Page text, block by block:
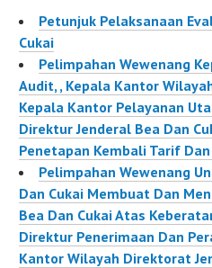
Petunjuk Pelaksanaan
Cukai
Pelimpahan Wewenang
Audit, , Kepala Kantor
Kepala Kantor Pelayanan
Direktur Jenderal Bea Dan
Penetapan Kembali Tarif
Pelimpahan Wewenang
Dan Cukai Membuat Dan
Bea Dan Cukai Atas
Direktur Penerimaan Dan
Kantor Wilayah Direktorat